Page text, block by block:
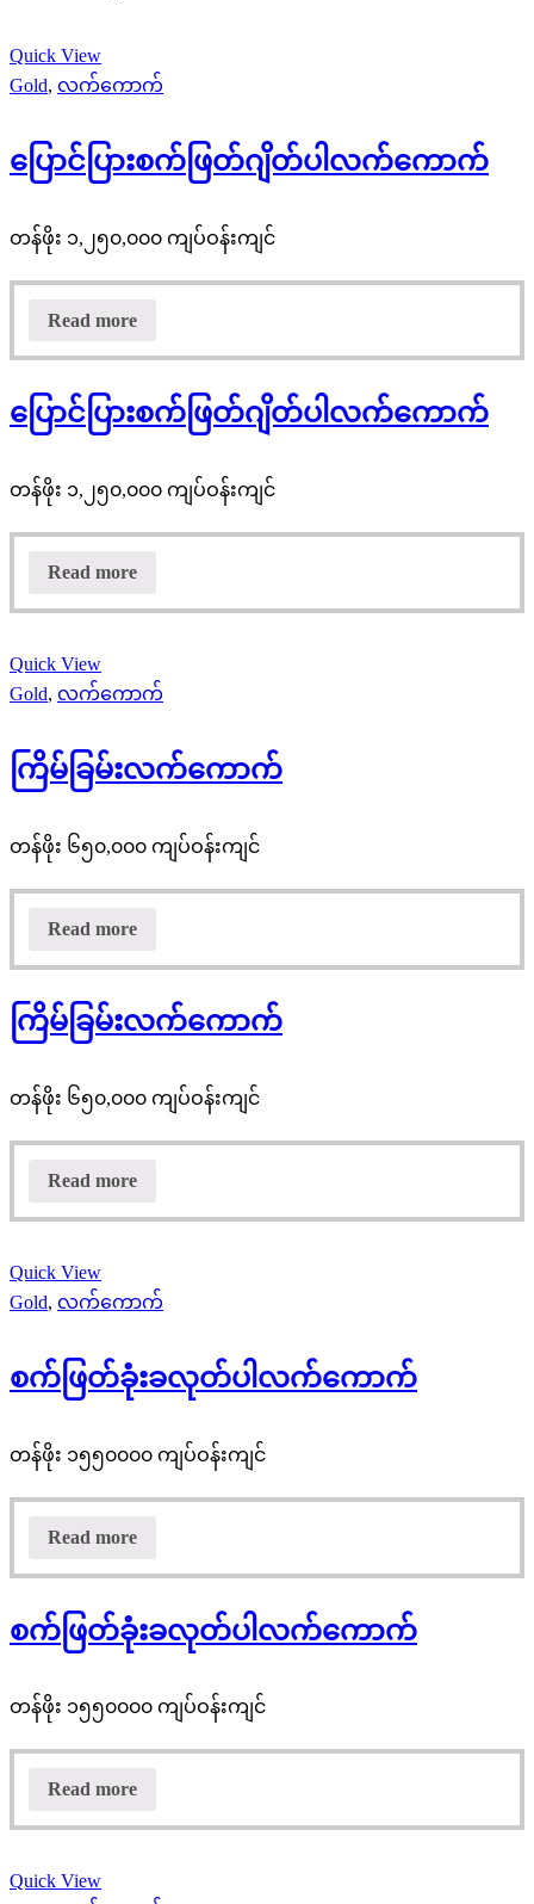
Quick View
Gold, လက်ကောက်
ပြောင်ပြားစက်ဖြတ်ဂျိတ်ပါလက်ကောက်
တန်ဖိုး ၁,၂၅၀,၀၀၀ ကျပ်ဝန်းကျင်
Read more
ပြောင်ပြားစက်ဖြတ်ဂျိတ်ပါလက်ကောက်
တန်ဖိုး ၁,၂၅၀,၀၀၀ ကျပ်ဝန်းကျင်
Read more
Quick View
Gold, လက်ကောက်
ကြိမ်ခြမ်းလက်ကောက်
တန်ဖိုး ၆၅၀,၀၀၀ ကျပ်ဝန်းကျင်
Read more
ကြိမ်ခြမ်းလက်ကောက်
တန်ဖိုး ၆၅၀,၀၀၀ ကျပ်ဝန်းကျင်
Read more
Quick View
Gold, လက်ကောက်
စက်ဖြတ်ခုံးခလုတ်ပါလက်ကောက်
တန်ဖိုး ၁၅၅၀၀၀၀ ကျပ်ဝန်းကျင်
Read more
စက်ဖြတ်ခုံးခလုတ်ပါလက်ကောက်
တန်ဖိုး ၁၅၅၀၀၀၀ ကျပ်ဝန်းကျင်
Read more
Quick View